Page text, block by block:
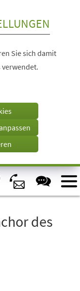
Sie sich damit
verwendet.
des